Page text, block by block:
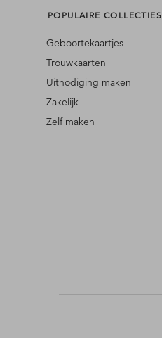
POPULAIRE COLLECTIES
Geboortekaartjes
Trouwkaarten
Uitnodiging maken
Zakelijk
Zelf maken